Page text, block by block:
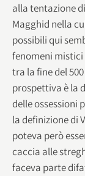
alla tentazione
Magghid nella
possibili qui
fenomeni
tra la fine del
prospettiva è la
delle ossessioni
la definizione di
poteva però
caccia alle
faceva parte